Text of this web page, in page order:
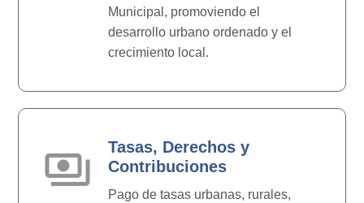
Municipal, promoviendo el
desarrollo urbano ordenado y el
crecimiento local.
payments
Tasas, Derechos y
Contribuciones
Pago de tasas urbanas, rurales,